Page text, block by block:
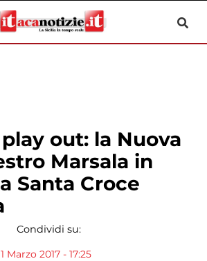
out: la Nuova
Marsala in
Santa Croce
Condividi su:
Marzo 2017 - 17:25